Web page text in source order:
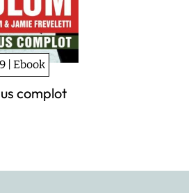
| Ebook
complot